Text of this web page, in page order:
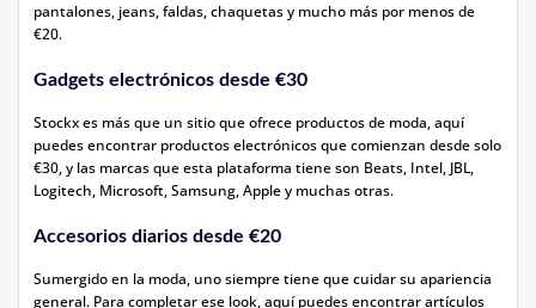
pantalones, jeans, faldas, chaquetas y mucho más por menos de
€20.
Gadgets electrónicos desde €30
Stockx es más que un sitio que ofrece productos de moda, aquí
puedes encontrar productos electrónicos que comienzan desde solo
€30, y las marcas que esta plataforma tiene son Beats, Intel, JBL,
Logitech, Microsoft, Samsung, Apple y muchas otras.
Accesorios diarios desde €20
Sumergido en la moda, uno siempre tiene que cuidar su apariencia
general. Para completar ese look, aquí puedes encontrar artículos